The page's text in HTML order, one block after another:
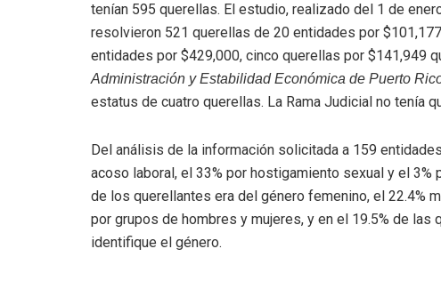
tenían 595 querellas. El estudio, realizado del 1 de
resolvieron 521 querellas de 20 entidades por
entidades por $429,000, cinco querellas por $141,949
Administración y Estabilidad Económica de Puerto
estatus de cuatro querellas. La Rama Judicial no tenía
Del análisis de la información solicitada a 159
acoso laboral, el 33% por hostigamiento sexual y el
de los querellantes era del género femenino, el 22.4%
por grupos de hombres y mujeres, y en el 19.5% de
identifique el género.